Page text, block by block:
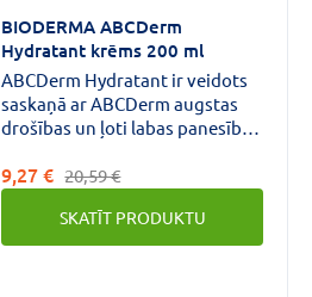
BIODERMA ABCDerm
Hydratant krēms 200 ml
ABCDerm Hydratant ir veidots
saskaņā ar ABCDerm augstas
drošības un ļoti labas panesības
respektē zīdaiņu jutīgo ādu, jo
tam ir fizioloģisks p.H un tas
satur ļoti maigas, mitrinošas
sastāvdaļas.
9,27 € 20,59 €
SKATĪT PRODUKTU